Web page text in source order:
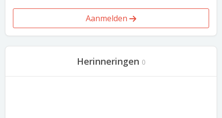
Aanmelden
Herinneringen 0